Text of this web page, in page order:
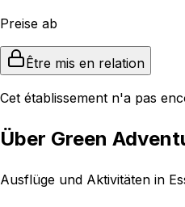
Preise ab
Être mis en relation
Cet établissement n'a pas
Über Green
Ausflüge und Aktivitäten in